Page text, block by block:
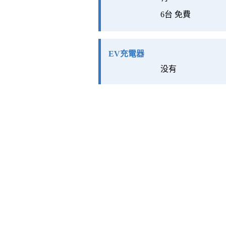
6台 免費
EV充電器
没有